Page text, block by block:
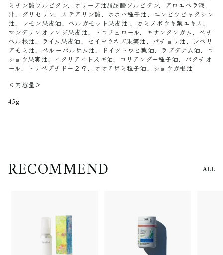
ミチン酸ソルビタン、オリーブ油脂肪酸ソルビタン、アロエベラ液
汁、グリセリン、ステアリン酸、ホホバ種子油、エンピツビャクシン
油、レモン果皮油、ベルガモット果皮油 、カミメボウキ葉エキス、
マンダリンオレンジ果皮油、トコフェロール、キサンタンガム、ベチ
ベル根油、ライム果皮油、セイヨウネズ果実油、パチョリ油、シベリ
アモミ油、ペルーバルサム油、ドイツトウヒ葉油、ラブダナム油、コ
ショウ果実油、イタリアイトスギ油、コリアンダー種子油、バクチオ
ール、トリペプチド－２９、オオアザミ種子油、ショウガ根油
＜内容量＞
45g
RECOMMEND ALL